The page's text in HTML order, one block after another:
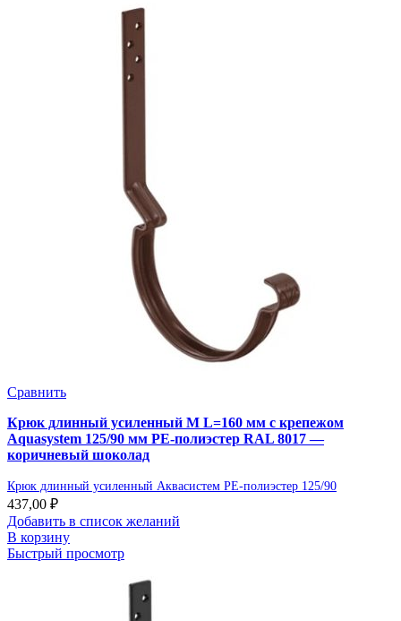
Сравнить
Крюк длинный усиленный М L=160 мм с крепежом
Aquasystem 125/90 мм PE-полиэстер RAL 8017 —
коричневый шоколад
Крюк длинный усиленный Аквасистем PE-полиэстер 125/90
437,00 ₽
Добавить в список желаний
В корзину
Быстрый просмотр